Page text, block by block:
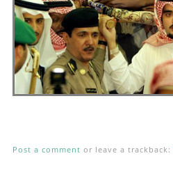
Post a comment or leave a trackback: